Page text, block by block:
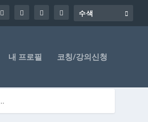
내 프로필 코칭/강의신청